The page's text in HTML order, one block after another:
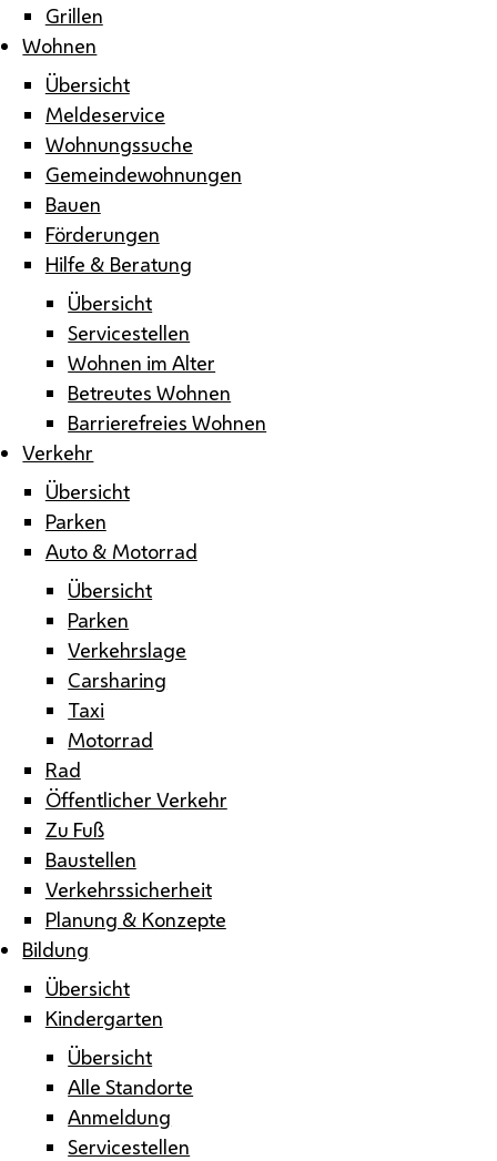
Grillen
Wohnen
Übersicht
Meldeservice
Wohnungssuche
Gemeindewohnungen
Bauen
Förderungen
Hilfe & Beratung
Übersicht
Servicestellen
Wohnen im Alter
Betreutes Wohnen
Barrierefreies Wohnen
Verkehr
Übersicht
Parken
Auto & Motorrad
Übersicht
Parken
Verkehrslage
Carsharing
Taxi
Motorrad
Rad
Öffentlicher Verkehr
Zu Fuß
Baustellen
Verkehrssicherheit
Planung & Konzepte
Bildung
Übersicht
Kindergarten
Übersicht
Alle Standorte
Anmeldung
Servicestellen